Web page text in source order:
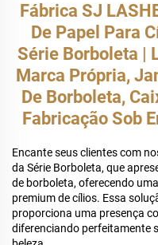
Fábrica SJ
De Papel Para
Série Borboleta |
Marca Própria,
De Borboleta,
Fabricação Sob
Encante seus clientes com
da Série Borboleta, que
de borboleta, oferecendo
premium de cílios. Essa
proporciona uma presença
diferenciando perfeitamente